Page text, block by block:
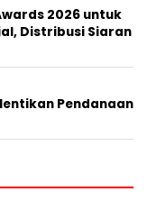
2026 untuk
Distribusi Siaran
Pendanaan